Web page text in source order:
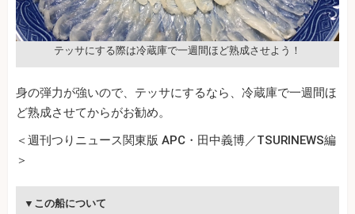
テッサにする際は冷蔵庫で一週間ほど熟成させよう！
身の弾力が強いので、テッサにするなら、冷蔵庫で一週間ほ
ど熟成させてからがお勧め。
＜週刊つりニュース関東版 APC・田中義博／TSURINEWS編
＞
▼この船について